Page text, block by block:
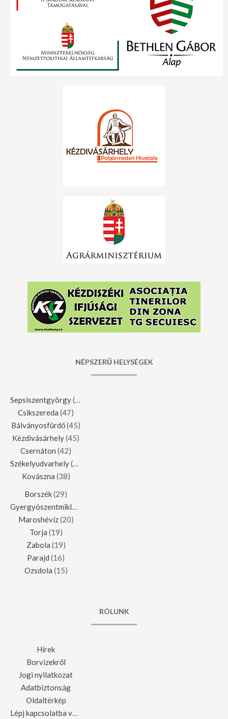
NÉPSZERŰ HELYSÉGEK
Sepsiszentgyörgy(123)
Csikszereda (47)
Bálványosfürdő(45)
Kézdivásárhely(45)
Csernáton (42)
Székelyudvarhely(42)
Kovászna (38)
Borszék(29)
Gyergyószentmiklós
Maroshévíz(20)
Torja (19)
Zabola (19)
Parajd (16)
Ozsdola (15)
RÓLUNK
Hírek
Borvizekről
Jogi nyilatkozat
Adatbiztonság
Oldaltérkép
Lépj kapcsolatba velünk